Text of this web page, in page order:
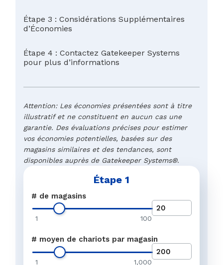
Étape 3 : Considérations Supplémentaires
d’Économies
Étape 4 : Contactez Gatekeeper Systems
pour plus d’informations
Attention: Les économies présentées sont à titre
illustratif et ne constituent en aucun cas une
garantie. Des évaluations précises pour estimer
vos économies potentielles, basées sur des
magasins similaires et des tendances, sont
disponibles auprès de Gatekeeper Systems®.
Étape 1
# de magasins
1 100
# moyen de chariots par magasin
1 1,000
La réponse souhaitée face
est que l'individu
chariot, permettant aux
Marchandises
système Purchek® est
magasins, il y a une
80% des tentatives de
récidivistes et à l'activité
Dissuasion
La technologie Purchek®
Systems appréhendant les
employés de votre
Sécurité des employés
Les systèmes
Frais de justice
Nom de l'entreprise